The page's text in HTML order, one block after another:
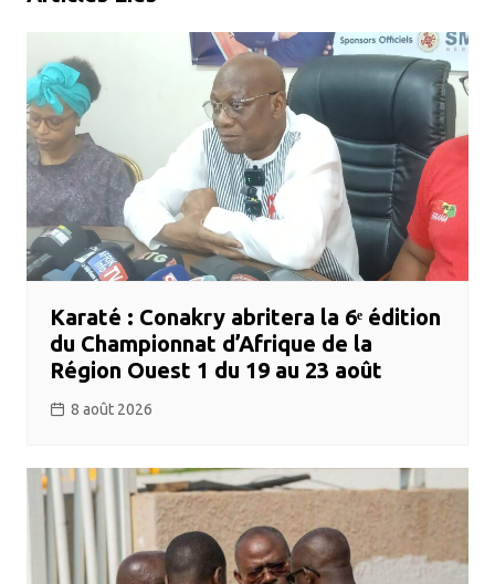
Karaté : Conakry abritera la 6ᵉ édition
du Championnat d’Afrique de la
Région Ouest 1 du 19 au 23 août
8 août 2026